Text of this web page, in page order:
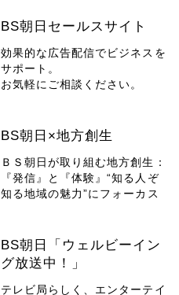
BS朝日セールスサイト
効果的な広告配信でビジネスを
サポート。
お気軽にご相談ください。
BS朝日×地方創生
ＢＳ朝日が取り組む地方創生：
『発信』と『体験』“知る人ぞ
知る地域の魅力”にフォーカス
BS朝日「ウェルビーイン
グ放送中！」
テレビ局らしく、エンターテイ